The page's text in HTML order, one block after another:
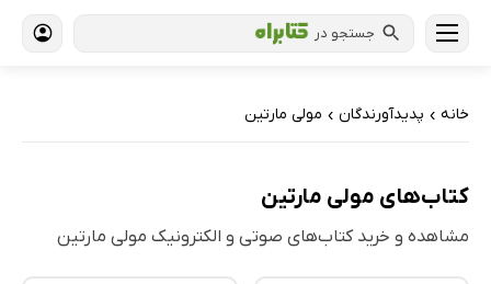
جستجو در
خانه › پدیدآورندگان › مولی مارتین
کتاب‌های مولی مارتین
مشاهده و خرید کتاب‌های صوتی و الکترونیک مولی مارتین